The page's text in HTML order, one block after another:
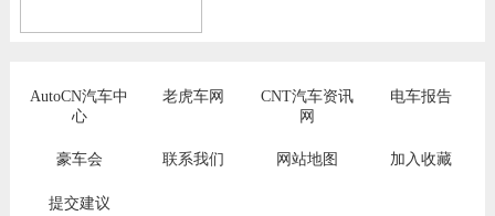
AutoCN汽车中
心
老虎车网
CNT汽车资讯
网
电车报告
豪车会 联系我们 网站地图 加入收藏
提交建议